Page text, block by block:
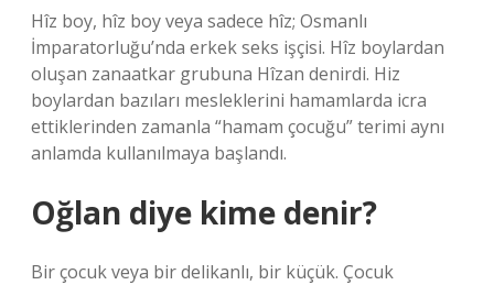
Hîz boy, hîz boy veya sadece hîz; Osmanlı
İmparatorluğu’nda erkek seks işçisi. Hîz boylardan
oluşan zanaatkar grubuna Hîzan denirdi. Hiz
boylardan bazıları mesleklerini hamamlarda icra
ettiklerinden zamanla “hamam çocuğu” terimi aynı
anlamda kullanılmaya başlandı.
Oğlan diye kime denir?
Bir çocuk veya bir delikanlı, bir küçük. Çocuk